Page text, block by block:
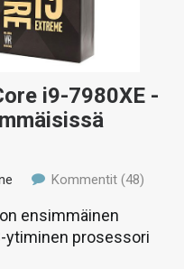
i9-7980XE -
Kommentit (48)
ensimmäinen
ytiminen prosessori